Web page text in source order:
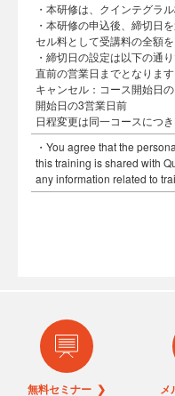
・本研修は、クインテグラ
・本研修の申込後、締切日
セル料として受講料の全額を
・締切日の設定は以下の通
直前の営業日までとなります
キャンセル：コース開始日
開始日の3営業日前
日程変更は同一コースにつき
・You agree that the
this training is shared with
any information related to
無料セミナー ❯ メ